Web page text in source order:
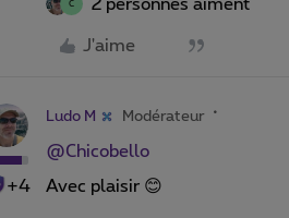
C 2 personnes aiment
J'aime
+4
Ludo M Modérateur
@Chicobello
Avec plaisir 😊